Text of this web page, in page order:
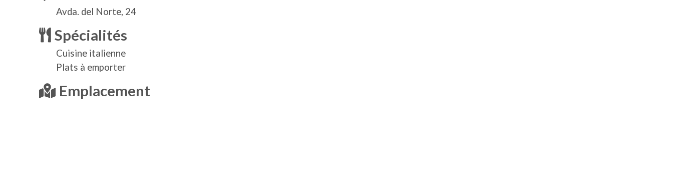
Avda. del Norte, 24
Spécialités
Cuisine italienne
Plats à emporter
Emplacement